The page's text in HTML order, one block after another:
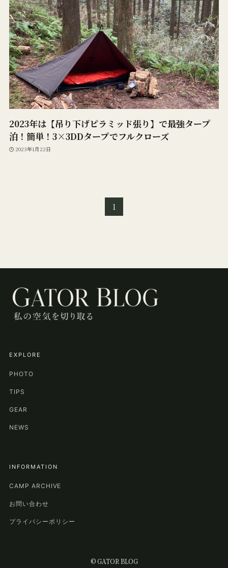
2023年は【吊り下げピラミッド張り】で最強タープ
泊！簡単！3×3DDタープでフルクローズ
2023年1月22日
1
EXPLORE
PHOTO
TIPS
GEAR
NEWS
INFORMATION
CAMP ARCHIVE
お問い合わせ
プライバシーポリシー
©GATOR BLOG